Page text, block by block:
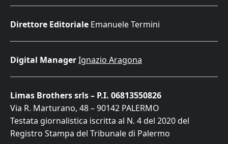
Direttore Editoriale Emanuele Termini
Digital ManagerIgnazio Aragona
Limas Brothers srls – P.I. 06813550826
Via R. Marturano, 48 – 90142 PALERMO
Testata giornalistica iscritta al N. 4 del 2020 del
Registro Stampa del Tribunale di Palermo